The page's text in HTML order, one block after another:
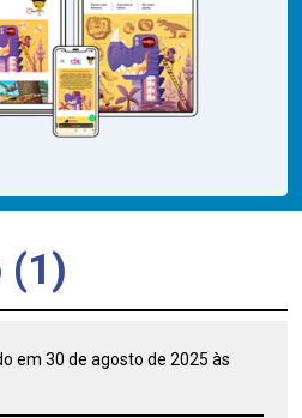
(1)
em 30 de agosto de 2025 às